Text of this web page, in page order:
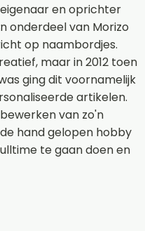
en oprichter
onderdeel van Morizo
op naambordjes.
maar in 2012 toen
ging dit voornamelijk
artikelen.
van zo'n
hand gelopen hobby
te gaan doen en